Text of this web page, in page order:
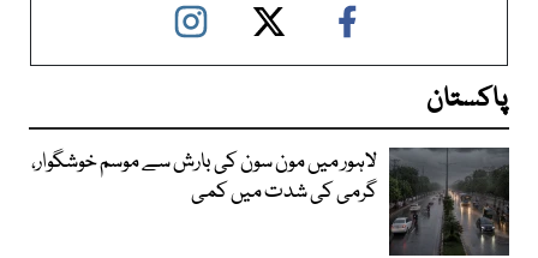
پاکستان
لاہور میں مون سون کی بارش سے موسم خوشگوار،
گرمی کی شدت میں کمی